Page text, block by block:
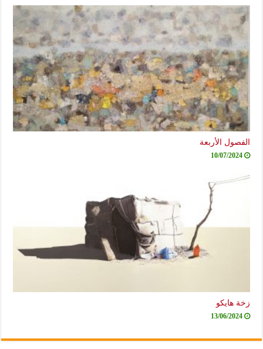
الفصول الأربعة
10/07/2024
زخة هايكو
13/06/2024